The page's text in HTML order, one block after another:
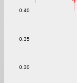
0.30
0.35
0.40